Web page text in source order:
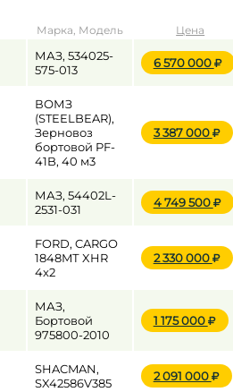
до
Марка, Модель Цена
МАЗ, 534025-
575-013
6 570 000
ВОМЗ
(STEELBEAR),
Зерновоз
бортовой PF-
41B, 40 м3
3 387 000
МАЗ, 54402L-
2531-031
4 749 500
FORD, CARGO
1848MТ XHR
4x2
2 330 000
МАЗ,
Бортовой
975800-2010
1 175 000
SHACMAN,
SX42586V385
2 091 000